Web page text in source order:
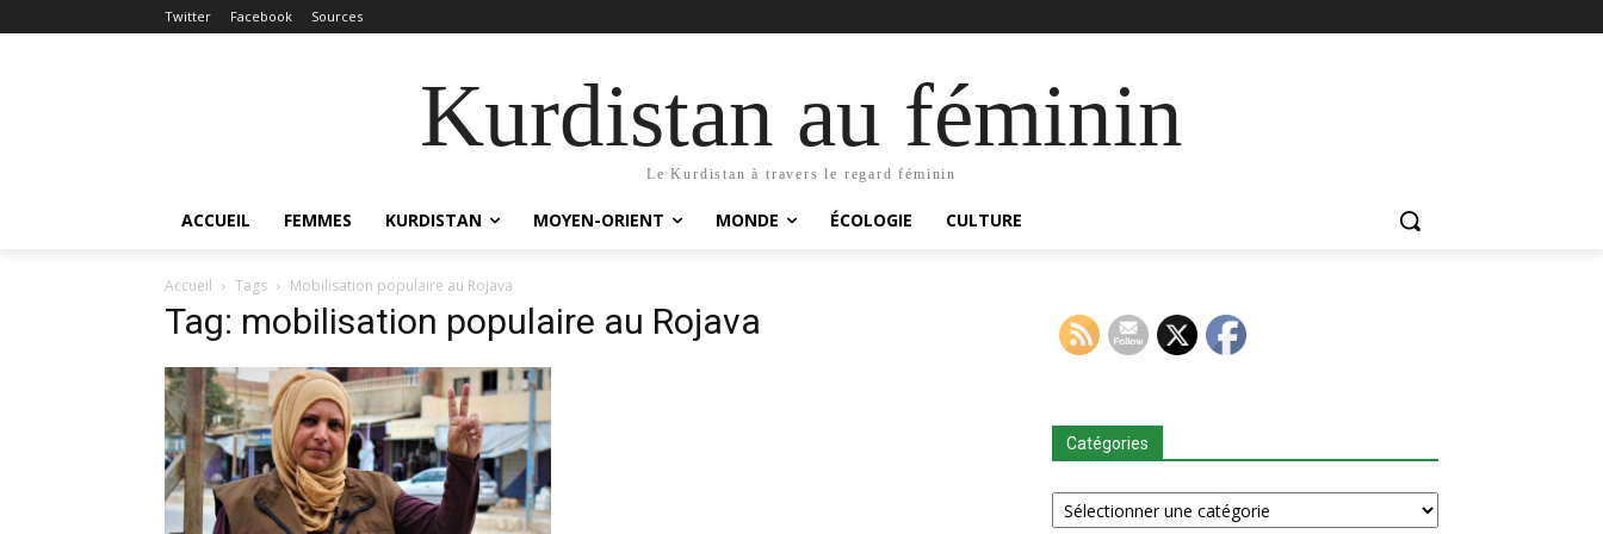
Twitter Facebook Sources
Kurdistan au féminin
Le Kurdistan à travers le regard féminin
ACCUEIL FEMMES KURDISTAN MOYEN-ORIENT MONDE ÉCOLOGIE CULTURE
Accueil Tags Mobilisation populaire au Rojava
Tag: mobilisation populaire au Rojava
Catégories
Catégories